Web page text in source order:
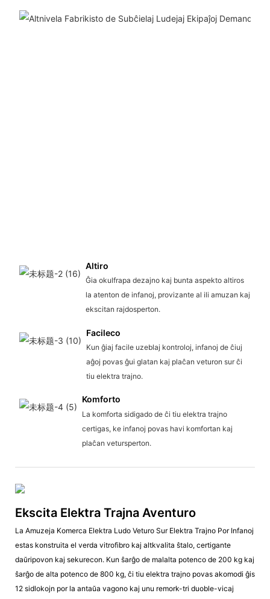
Altiro
Ĝia okulfrapa dezajno kaj bunta aspekto altiros
la atenton de infanoj, provizante al ili amuzan kaj
ekscitan rajdosperton.
Facileco
Kun ĝiaj facile uzeblaj kontroloj, infanoj de ĉiuj
aĝoj povas ĝui glatan kaj plaĉan veturon sur ĉi
tiu elektra trajno.
Komforto
La komforta sidigado de ĉi tiu elektra trajno
certigas, ke infanoj povas havi komfortan kaj
plaĉan vetursperton.
Ekscita Elektra Trajna Aventuro
La Amuzeja Komerca Elektra Ludo Veturo Sur Elektra Trajno Por Infanoj
estas konstruita el verda vitrofibro kaj altkvalita ŝtalo, certigante
daŭripovon kaj sekurecon. Kun ŝarĝo de malalta potenco de 200 kg kaj
ŝarĝo de alta potenco de 800 kg, ĉi tiu elektra trajno povas akomodi ĝis
12 sidlokojn por la antaŭa vagono kaj unu remork-tri duoble-vicaj